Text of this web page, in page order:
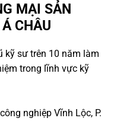
MẠI SẢN
CHÂU
kỹ sư trên 10 năm làm
trong lĩnh vực kỹ
nghiệp Vĩnh Lộc, P.